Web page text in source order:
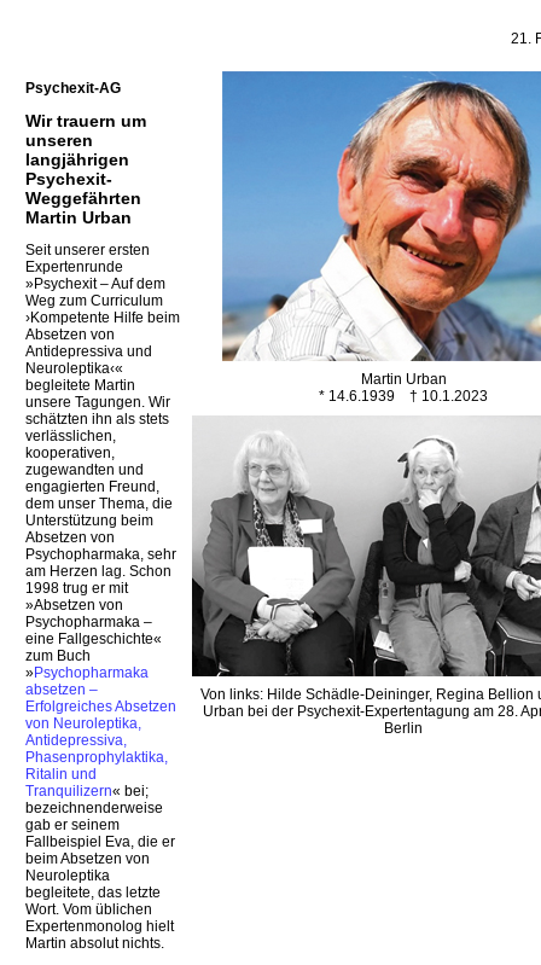
21.
Psychexit-AG
Wir trauern um
unseren
langjährigen
Psychexit-
Weggefährten
Martin Urban
Seit unserer ersten
Expertenrunde
»Psychexit – Auf dem
Weg zum Curriculum
›Kompetente Hilfe beim
Absetzen von
Antidepressiva und
Neuroleptika‹«
begleitete Martin
unsere Tagungen. Wir
schätzten ihn als stets
verlässlichen,
kooperativen,
zugewandten und
engagierten Freund,
dem unser Thema, die
Unterstützung beim
Absetzen von
Psychopharmaka, sehr
am Herzen lag. Schon
1998 trug er mit
»Absetzen von
Psychopharmaka –
eine Fallgeschichte«
zum Buch
»Psychopharmaka
absetzen –
Erfolgreiches Absetzen
von Neuroleptika,
Antidepressiva,
Phasenprophylaktika,
Ritalin und
Tranquilizern« bei;
bezeichnenderweise
gab er seinem
Fallbeispiel Eva, die er
beim Absetzen von
Neuroleptika
begleitete, das letzte
Wort. Vom üblichen
Expertenmonolog hielt
Martin absolut nichts.
Martin Urban
* 14.6.1939 † 10.1.2023
Von links: Hilde Schädle-Deininger, Regina Bellion
Urban bei der Psychexit-Expertentagung am 28.
Berlin